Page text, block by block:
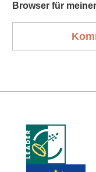
Browser für